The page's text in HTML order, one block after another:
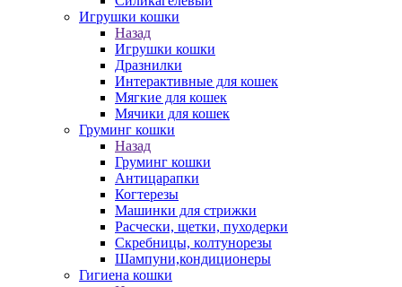
Игрушки кошки
Назад
Игрушки кошки
Дразнилки
Интерактивные для кошек
Мягкие для кошек
Мячики для кошек
Груминг кошки
Назад
Груминг кошки
Антицарапки
Когтерезы
Машинки для стрижки
Расчески, щетки, пуходерки
Скребницы, колтунорезы
Шампуни,кондиционеры
Гигиена кошки